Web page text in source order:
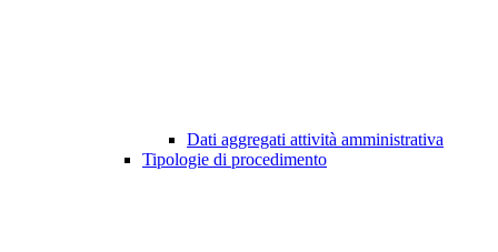
Dati aggregati attività amministrativa
Tipologie di procedimento